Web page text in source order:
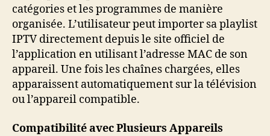
catégories et les programmes de manière
organisée. L’utilisateur peut importer sa playlist
IPTV directement depuis le site officiel de
l’application en utilisant l’adresse MAC de son
appareil. Une fois les chaînes chargées, elles
apparaissent automatiquement sur la télévision
ou l’appareil compatible.
Compatibilité avec Plusieurs Appareils